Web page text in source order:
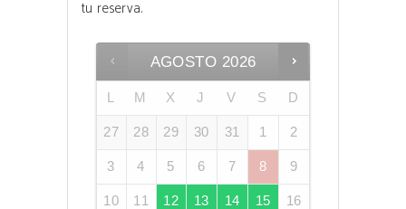
tu reserva.
AGOSTO 2026
M X J V S D
27 28 29 30 31 1 2
3 4 5 6 7 8 9
10 11 12 13 14 15 16